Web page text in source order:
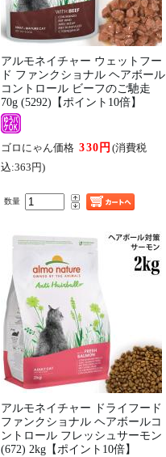
アルモネイチャー ウェットフー
ド ファンクショナル ヘアボール
コントロール ビーフのご馳走
70g (5292)【ポイント10倍】
ゴロにゃん価格 330円 (消費税
込:363円)
数量
アルモネイチャー ドライフード
ファンクショナル ヘアボールコ
ントロール フレッシュサーモン
(672) 2kg【ポイント10倍】